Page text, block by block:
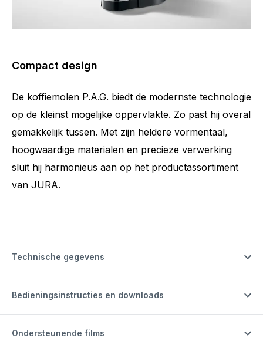
Compact design
De koffiemolen P.A.G. biedt de modernste technologie
op de kleinst mogelijke oppervlakte. Zo past hij overal
gemakkelijk tussen. Met zijn heldere vormentaal,
hoogwaardige materialen en precieze verwerking
sluit hij harmonieus aan op het productassortiment
van JURA.
Technische gegevens
Bedieningsinstructies en downloads
Ondersteunende films